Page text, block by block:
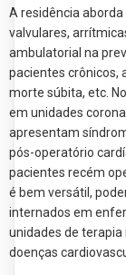
A residência
valvulares,
ambulatorial na
pacientes crônicos,
morte súbita, etc.
em unidades
apresentam
pós-operatório
pacientes recém
é bem versátil,
internados em
unidades de terapia
doenças